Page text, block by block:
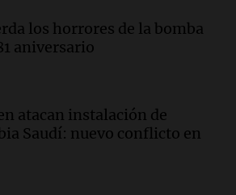
de la servilleta que
para el primer
Gaspart: "Sin Jorge, no sé si
llegado adonde llegó"
los horrores de la bomba
aniversario
atacan instalación de
Saudí: nuevo conflicto en